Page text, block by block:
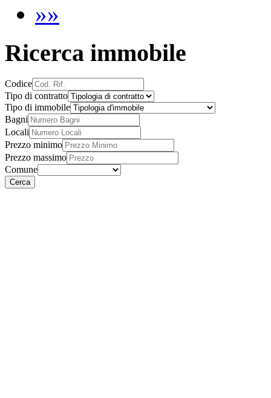
»»
Ricerca immobile
Codice
Tipo di contratto
Tipo di immobile
Bagni
Locali
Prezzo minimo
Prezzo massimo
Comune